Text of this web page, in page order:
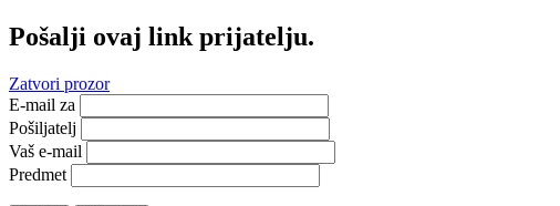
Pošalji ovaj link prijatelju.
Zatvori prozor
E-mail za
Pošiljatelj
Vaš e-mail
Predmet